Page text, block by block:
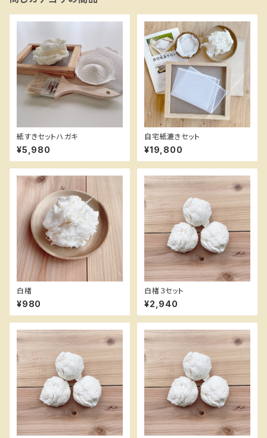
紙すきセットハガキ
¥5,980
自宅紙漉きセット
¥19,800
白楮
¥980
白楮３セット
¥2,940